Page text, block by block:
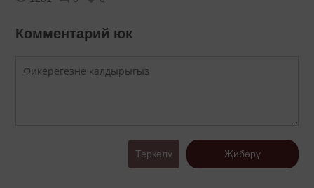
Комментарий юк
Теркәлү Җибәрү